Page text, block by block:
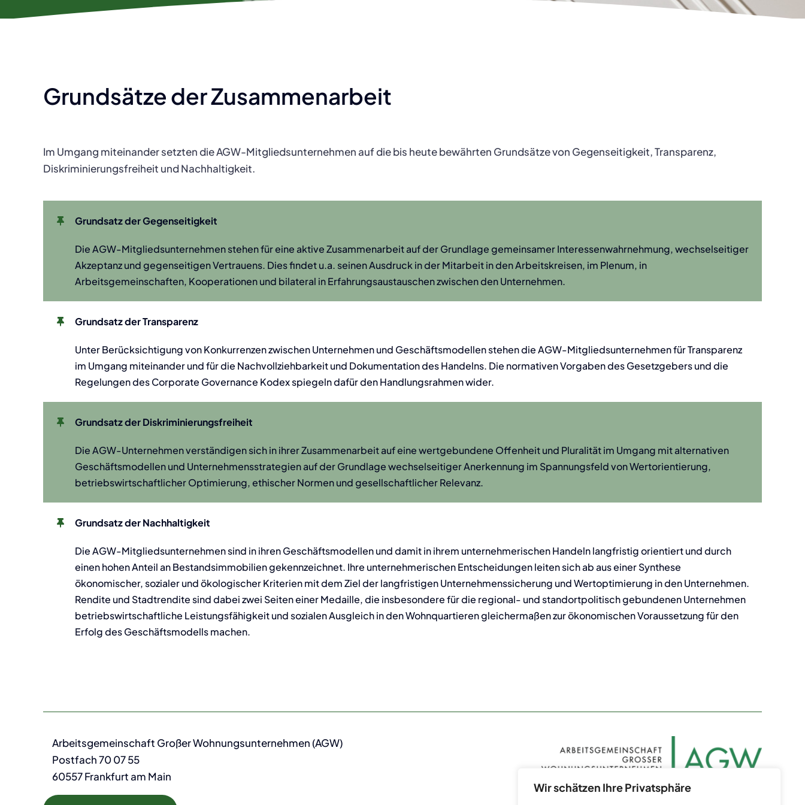
Wir schätzen Ihre Privatsphäre
Grundsätze der Zusammenarbeit
Im Umgang miteinander setzten die AGW-Mitgliedsunternehmen auf die bis heute bewährten Grundsätze von Gegenseitigkeit, Transparenz,
Diskriminierungsfreiheit und Nachhaltigkeit.
Grundsatz der Gegenseitigkeit
Die AGW-Mitgliedsunternehmen stehen für eine aktive Zusammenarbeit auf der Grundlage gemeinsamer Interessenwahrnehmung, wechselseitiger
Akzeptanz und gegenseitigen Vertrauens. Dies findet u.a. seinen Ausdruck in der Mitarbeit in den Arbeitskreisen, im Plenum, in
Arbeitsgemeinschaften, Kooperationen und bilateral in Erfahrungsaustauschen zwischen den Unternehmen.
Grundsatz der Transparenz
Unter Berücksichtigung von Konkurrenzen zwischen Unternehmen und Geschäftsmodellen stehen die AGW-Mitgliedsunternehmen für Transparenz
im Umgang miteinander und für die Nachvollziehbarkeit und Dokumentation des Handelns. Die normativen Vorgaben des Gesetzgebers und die
Regelungen des Corporate Governance Kodex spiegeln dafür den Handlungsrahmen wider.
Grundsatz der Diskriminierungsfreiheit
Die AGW-Unternehmen verständigen sich in ihrer Zusammenarbeit auf eine wertgebundene Offenheit und Pluralität im Umgang mit alternativen
Geschäftsmodellen und Unternehmensstrategien auf der Grundlage wechselseitiger Anerkennung im Spannungsfeld von Wertorientierung,
betriebswirtschaftlicher Optimierung, ethischer Normen und gesellschaftlicher Relevanz.
Grundsatz der Nachhaltigkeit
Die AGW-Mitgliedsunternehmen sind in ihren Geschäftsmodellen und damit in ihrem unternehmerischen Handeln langfristig orientiert und durch
einen hohen Anteil an Bestandsimmobilien gekennzeichnet. Ihre unternehmerischen Entscheidungen leiten sich ab aus einer Synthese
ökonomischer, sozialer und ökologischer Kriterien mit dem Ziel der langfristigen Unternehmenssicherung und Wertoptimierung in den Unternehmen.
Rendite und Stadtrendite sind dabei zwei Seiten einer Medaille, die insbesondere für die regional- und standortpolitisch gebundenen Unternehmen
betriebswirtschaftliche Leistungsfähigkeit und sozialen Ausgleich in den Wohnquartieren gleichermaßen zur ökonomischen Voraussetzung für den
Erfolg des Geschäftsmodells machen.
Arbeitsgemeinschaft Großer Wohnungsunternehmen (AGW)
Postfach 70 07 55
60557 Frankfurt am Main